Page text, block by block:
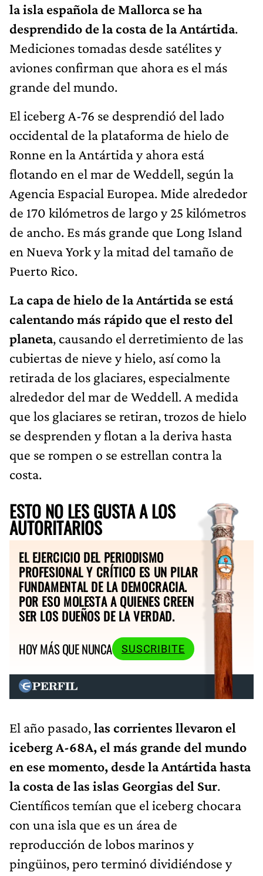
la isla española de Mallorca se ha
desprendido de la costa de la Antártida.
Mediciones tomadas desde satélites y
aviones confirman que ahora es el más
grande del mundo.
El iceberg A-76 se desprendió del lado
occidental de la plataforma de hielo de
Ronne en la Antártida y ahora está
flotando en el mar de Weddell, según la
Agencia Espacial Europea. Mide alrededor
de 170 kilómetros de largo y 25 kilómetros
de ancho. Es más grande que Long Island
en Nueva York y la mitad del tamaño de
Puerto Rico.
La capa de hielo de la Antártida se está
calentando más rápido que el resto del
planeta, causando el derretimiento de las
cubiertas de nieve y hielo, así como la
retirada de los glaciares, especialmente
alrededor del mar de Weddell. A medida
que los glaciares se retiran, trozos de hielo
se desprenden y flotan a la deriva hasta
que se rompen o se estrellan contra la
costa.
ESTO NO LES GUSTA A LOS
AUTORITARIOS
EL EJERCICIO DEL PERIODISMO
PROFESIONAL Y CRÍTICO ES UN PILAR
FUNDAMENTAL DE LA DEMOCRACIA.
POR ESO MOLESTA A QUIENES CREEN
SER LOS DUEÑOS DE LA VERDAD.
HOY MÁS QUE NUNCA
SUSCRIBITE
El año pasado,las corrientes llevaron el
iceberg A-68A, el más grande del mundo
en ese momento, desde la Antártida hasta
la costa de las islas Georgias del Sur.
Científicos temían que el iceberg chocara
con una isla que es un área de
reproducción de lobos marinos y
pingüinos, pero terminó dividiéndose y